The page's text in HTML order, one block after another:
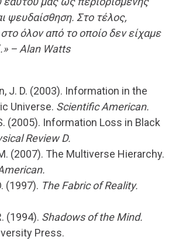
ψευδαίσθηση. Στο τέλος,
όλον από το οποίο δεν είχαμε
– Alan Watts
J. D. (2003). Information in the
Universe. Scientific American.
(2005). Information Loss in Black
Review D.
(2007). The Multiverse Hierarchy.
(1997). The Fabric of Reality.
(1994). Shadows of the Mind.
Press.